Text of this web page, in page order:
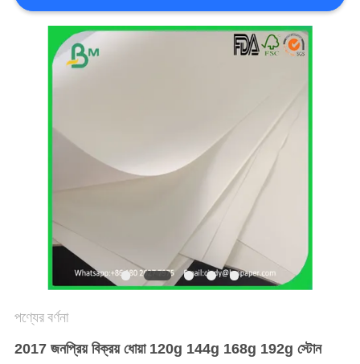
পণ্যের বর্ণনা
2017 জনপ্রিয় বিক্রয় ধোয়া 120g 144g 168g 192g স্টোন